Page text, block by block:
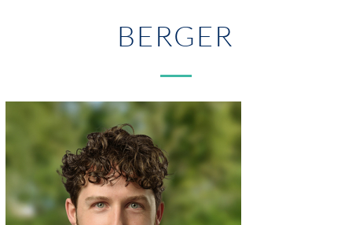
BERGER